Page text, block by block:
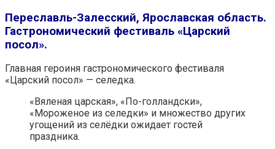
Переславль-Залесский, Ярославская область.
Гастрономический фестиваль «Царский
посол».
Главная героиня гастрономического фестиваля
«Царский посол» — селедка.
«Вяленая царская», «По-голландски»,
«Мороженое из селедки» и множество других
угощений из селёдки ожидает гостей
праздника.